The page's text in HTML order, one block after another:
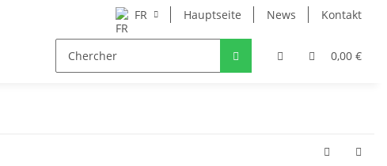
FR Hauptseite News Kontakt
0,00 €